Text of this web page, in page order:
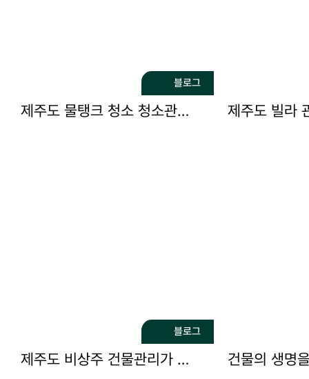
블로그
제주도 물탱크 청소 청소관리 전문 제주시설관리
블로그
제주도 비상주 건물관리가 필요하다면 택한종합관리